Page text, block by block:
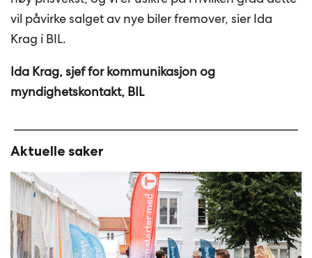
vil påvirke salget av nye biler fremover, sier Ida
Krag i BIL.
Ida Krag, sjef for kommunikasjon og
myndighetskontakt, BIL
Aktuelle saker